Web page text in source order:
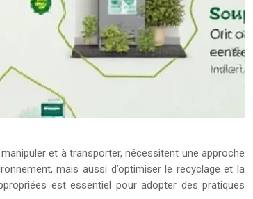
et à transporter, nécessitent une approche
mais aussi d’optimiser le recyclage et la
est essentiel pour adopter des pratiques